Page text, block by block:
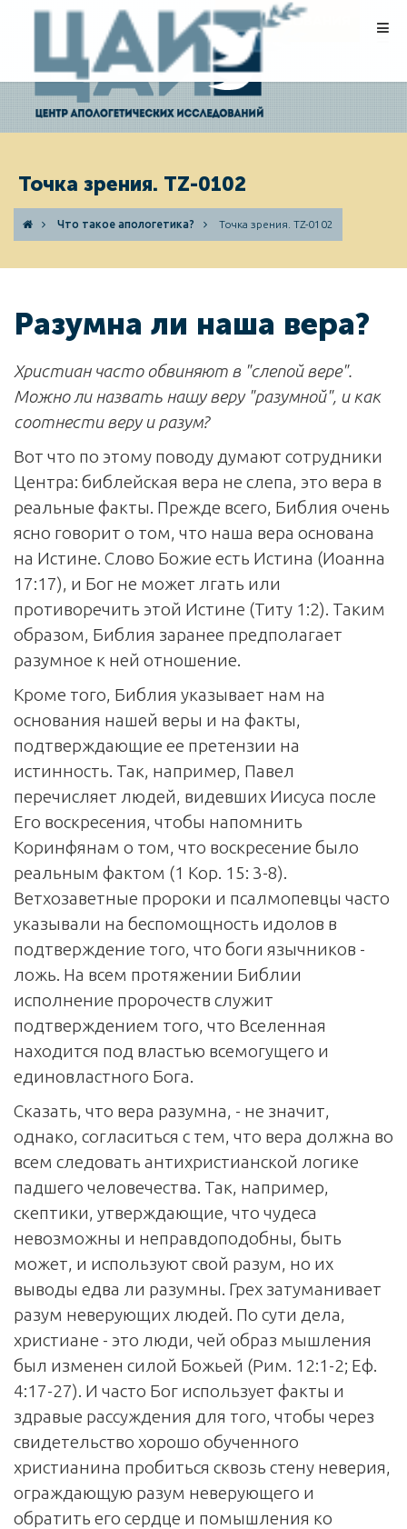
ПОЖЕРТВОВАНИЯ
Точка зрения. TZ-0102
Что такое апологетика? Точка зрения. TZ-0102
Разумна ли наша вера?
Христиан часто обвиняют в "слепой вере".
Можно ли назвать нашу веру "разумной", и как
соотнести веру и разум?
Вот что по этому поводу думают сотрудники
Центра: библейская вера не слепа, это вера в
реальные факты. Прежде всего, Библия очень
ясно говорит о том, что наша вера основана
на Истине. Слово Божие есть Истина (Иоанна
17:17), и Бог не может лгать или
противоречить этой Истине (Титу 1:2). Таким
образом, Библия заранее предполагает
разумное к ней отношение.
Кроме того, Библия указывает нам на
основания нашей веры и на факты,
подтверждающие ее претензии на
истинность. Так, например, Павел
перечисляет людей, видевших Иисуса после
Его воскресения, чтобы напомнить
Коринфянам о том, что воскресение было
реальным фактом (1 Кор. 15: 3-8).
Ветхозаветные пророки и псалмопевцы часто
указывали на беспомощность идолов в
подтверждение того, что боги язычников -
ложь. На всем протяжении Библии
исполнение пророчеств служит
подтверждением того, что Вселенная
находится под властью всемогущего и
единовластного Бога.
Сказать, что вера разумна, - не значит,
однако, согласиться с тем, что вера должна во
всем следовать антихристианской логике
падшего человечества. Так, например,
скептики, утверждающие, что чудеса
невозможны и неправдоподобны, быть
может, и используют свой разум, но их
выводы едва ли разумны. Грех затуманивает
разум неверующих людей. По сути дела,
христиане - это люди, чей образ мышления
был изменен силой Божьей (Рим. 12:1-2; Еф.
4:17-27). И часто Бог использует факты и
здравые рассуждения для того, чтобы через
свидетельство хорошо обученного
христианина пробиться сквозь стену неверия,
ограждающую разум неверующего и
обратить его сердце и помышления ко